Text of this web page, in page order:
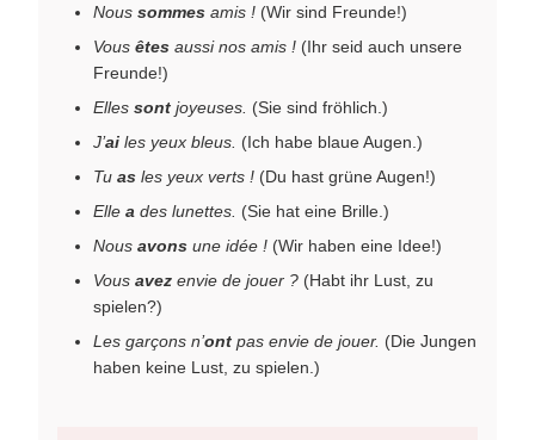
Nous sommes amis ! (Wir sind Freunde!)
Vous êtes aussi nos amis ! (Ihr seid auch unsere
Freunde!)
Elles sont joyeuses. (Sie sind fröhlich.)
J’ai les yeux bleus. (Ich habe blaue Augen.)
Tu as les yeux verts ! (Du hast grüne Augen!)
Elle a des lunettes. (Sie hat eine Brille.)
Nous avons une idée ! (Wir haben eine Idee!)
Vous avez envie de jouer ? (Habt ihr Lust, zu
spielen?)
Les garçons n’ont pas envie de jouer. (Die Jungen
haben keine Lust, zu spielen.)